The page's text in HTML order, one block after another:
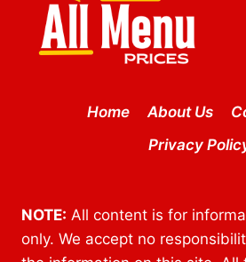
Home About Us
Privacy
NOTE: All content is for
only. We accept no